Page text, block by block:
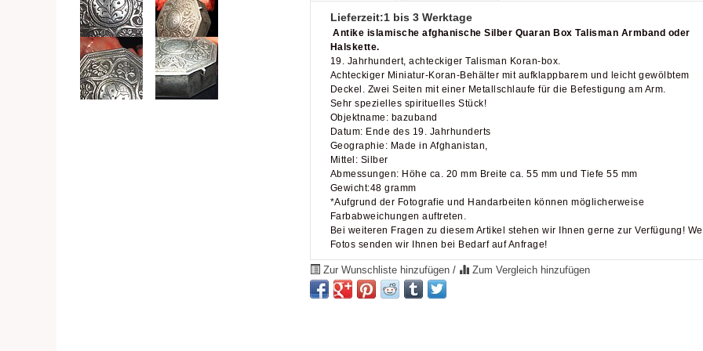
Lieferzeit:1 bis 3 Werktage
Antike islamische afghanische Silber Quaran Box Talisman Armband oder
Halskette.
19. Jahrhundert, achteckiger Talisman Koran-box.
Achteckiger Miniatur-Koran-Behälter mit aufklappbarem und leicht gewölbtem
Deckel. Zwei Seiten mit einer Metallschlaufe für die Befestigung am Arm.
Sehr spezielles spirituelles Stück!
Objektname: bazuband
Datum: Ende des 19. Jahrhunderts
Geographie: Made in Afghanistan,
Mittel: Silber
Abmessungen: Höhe ca. 20 mm Breite ca. 55 mm und Tiefe 55 mm
Gewicht:48 gramm
*Aufgrund der Fotografie und Handarbeiten können möglicherweise
Farbabweichungen auftreten.
Bei weiteren Fragen zu diesem Artikel stehen wir Ihnen gerne zur Verfügung!
Fotos senden wir Ihnen bei Bedarf auf Anfrage!
Zur Wunschliste hinzufügen / Zum Vergleich hinzufügen